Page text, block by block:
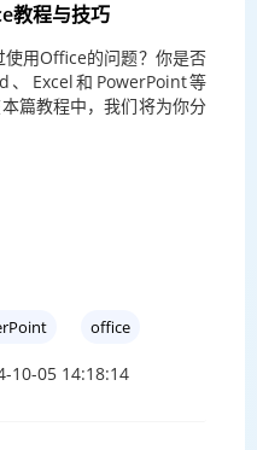
教程与技巧
用Office的问题？你是否
Excel和PowerPoint等
篇教程中，我们将为你分
office
10-05 14:18:14